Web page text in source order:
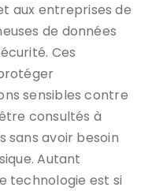
aux entreprises de
de données
Ces
sensibles contre
consultés à
sans avoir besoin
Autant
technologie est si